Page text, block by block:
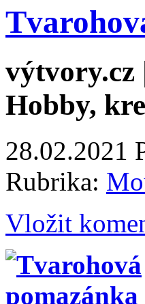
výtvory.cz
Hobby,
28.02.2021
Rubrika:
Vložit